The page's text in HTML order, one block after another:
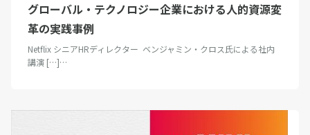
グローバル・テクノロジー企業における人的資源変
革の実践事例
Netflix シニアHRディレクター ベンジャミン・クロス氏による社内
講演 […]…